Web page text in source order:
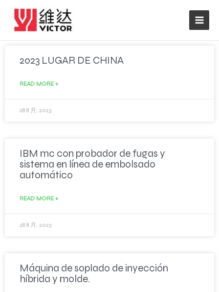
2023 LUGAR DE CHINA
READ MORE »
28 8 月, 2023
IBM mc con probador de fugas y
sistema en línea de embolsado
automático
READ MORE »
28 8 月, 2023
Máquina de soplado de inyección
híbrida y molde.
a
a
a